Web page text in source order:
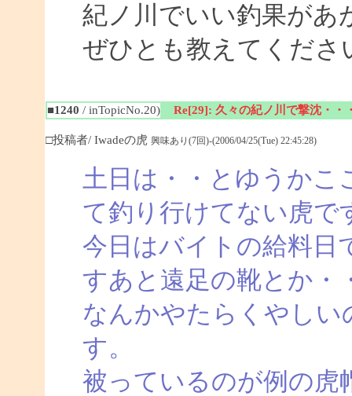
紀ノ川でいい釣果があ
ぜひとも教えてくださ
■1240 / inTopicNo.20) Re[29]: 久々の紀ノ川で撃沈・・
□投稿者/ Iwadeの虎 興味あり(7回)-(2006/04/25(Tue) 22:45:28)
土日は・・とゆうかこ
て釣り行けてない虎で
今日はバイトの給料日
すあと遠足の靴とか・
なんかやたらくやしい
す。
被っているのが例の虎